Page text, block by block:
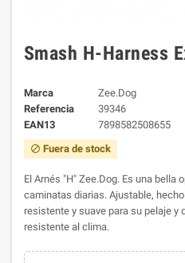
Smash H-Harness
Marca
Zee.Dog
Referencia
39346
EAN13
7898582508655
block Fuera de stock
El Arnés "H" Zee.Dog. Es una bella
caminatas diarias. Ajustable,
resistente y suave para su pelaje y
resistente al clima.